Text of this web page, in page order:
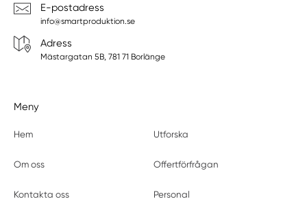
E-postadress
info@smartproduktion.se
Adress
Mästargatan 5B, 781 71 Borlänge
Meny
Hem Utforska
Om oss Offertförfrågan
Kontakta oss Personal